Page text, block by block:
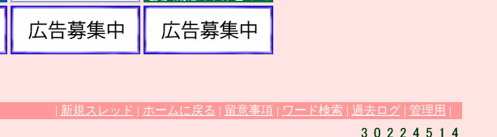
| 新規スレッド | ホームに戻る | 留意事項 | ワード検索 | 過去ログ | 管理用 |